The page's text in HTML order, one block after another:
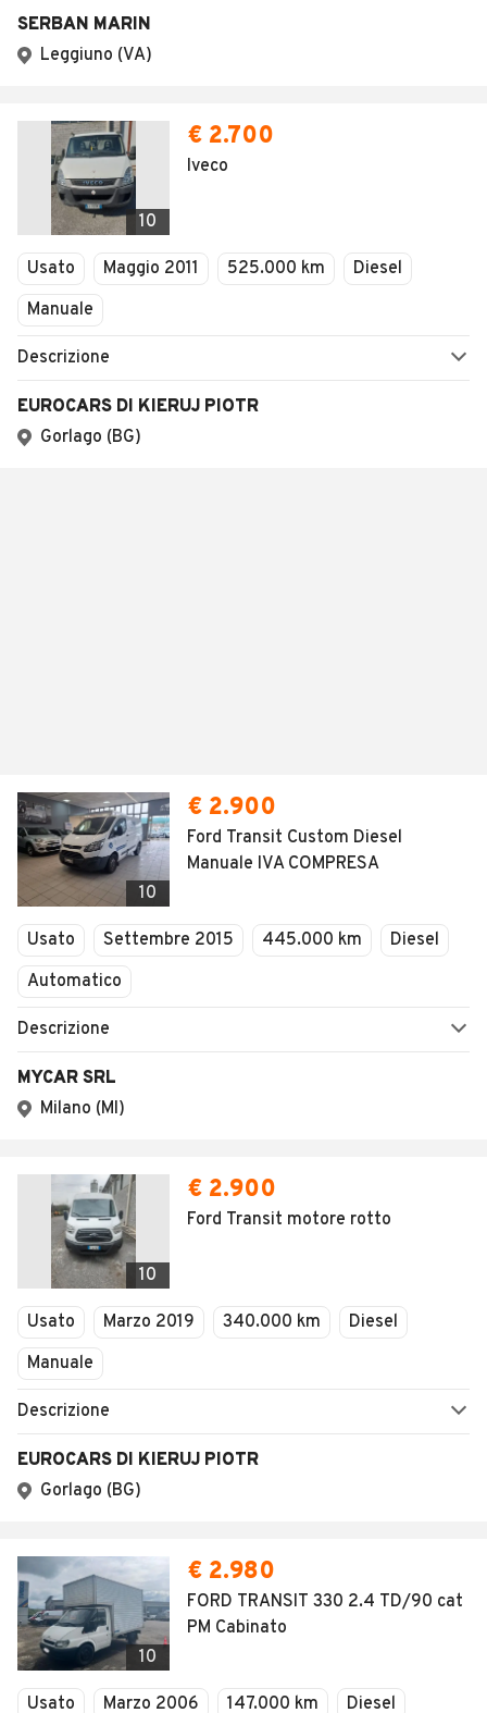
SERBAN MARIN
Leggiuno (VA)
10
€ 2.700
Iveco
Usato Maggio 2011 525.000 km
Diesel
Manuale
Descrizione
EUROCARS DI KIERUJ PIOTR
Gorlago (BG)
10
€ 2.900
Ford Transit Custom Diesel
Manuale IVA COMPRESA
Usato Settembre 2015 445.000 km
Diesel
Automatico
Descrizione
MYCAR SRL
Milano (MI)
10
€ 2.900
Ford Transit motore rotto
Usato Marzo 2019 340.000 km
Diesel
Manuale
Descrizione
EUROCARS DI KIERUJ PIOTR
Gorlago (BG)
10
€ 2.980
FORD TRANSIT 330 2.4 TD/90 cat
PM Cabinato
Usato Marzo 2006 147.000 km Diesel